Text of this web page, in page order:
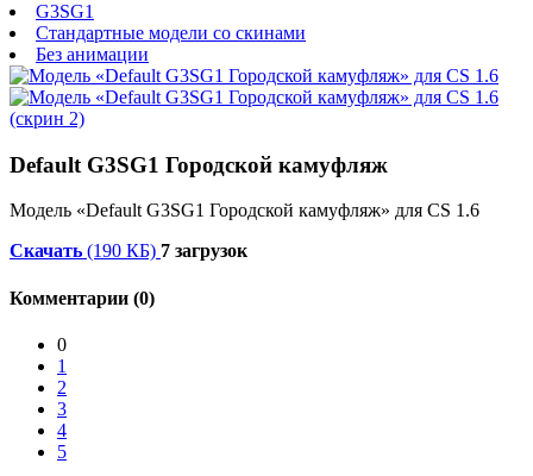
G3SG1
Стандартные модели со скинами
Без анимации
Default G3SG1 Городской камуфляж
Модель «Default G3SG1 Городской камуфляж» для CS 1.6
Скачать (190 КБ) 7 загрузок
Комментарии (0)
0
1
2
3
4
5